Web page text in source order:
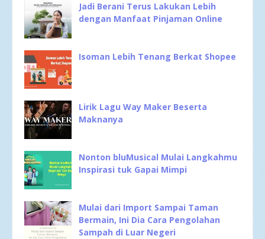
Jadi Berani Terus Lakukan Lebih
dengan Manfaat Pinjaman Online
Isoman Lebih Tenang Berkat Shopee
Lirik Lagu Way Maker Beserta
Maknanya
Nonton bluMusical Mulai Langkahmu
Inspirasi tuk Gapai Mimpi
Mulai dari Import Sampai Taman
Bermain, Ini Dia Cara Pengolahan
Sampah di Luar Negeri